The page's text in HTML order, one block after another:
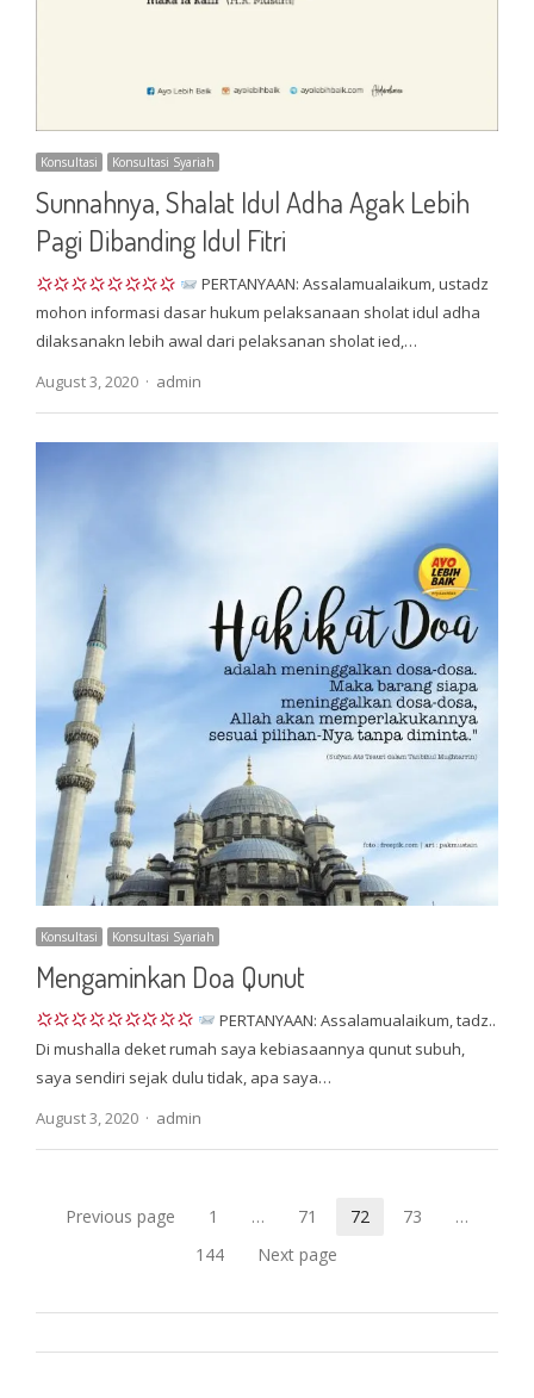
Konsultasi Konsultasi Syariah
Sunnahnya, Shalat Idul Adha Agak Lebih
Pagi Dibanding Idul Fitri
PERTANYAAN: Assalamualaikum, ustadz
mohon informasi dasar hukum pelaksanaan sholat idul adha
dilaksanakn lebih awal dari pelaksanan sholat ied,…
August 3, 2020
Author
admin
Konsultasi Konsultasi Syariah
Mengaminkan Doa Qunut
PERTANYAAN: Assalamualaikum, tadz..
Di mushalla deket rumah saya kebiasaannya qunut subuh,
saya sendiri sejak dulu tidak, apa saya…
August 3, 2020
Author
admin
Posts
Previous page Page
1 … 71 Page
72 Page
73 …
Page
144 Next page